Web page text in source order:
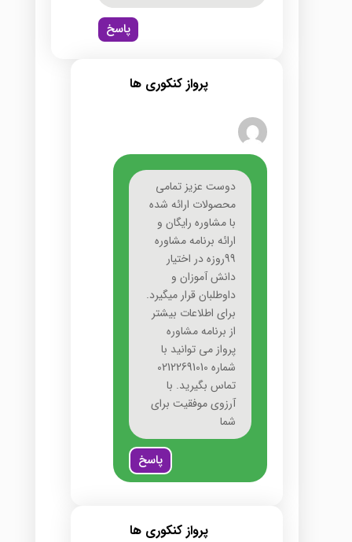
پاسخ
پرواز کنکوری ها
دوست عزیز تمامی
محصولات ارائه شده
با مشاوره رایگان و
ارائه برنامه مشاوره
99روزه در اختیار
دانش آموزان و
داوطلبان قرار میگیرد.
برای اطلاعات بیشتر
از برنامه مشاوره
پرواز می توانید با
شماره 02122691010
تماس بگیرید. با
آرزوی موفقیت برای
شما
پاسخ
پرواز کنکوری ها